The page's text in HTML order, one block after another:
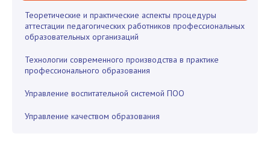
Теоретические и практические аспекты процедуры
аттестации педагогических работников профессиональных
образовательных организаций
Технологии современного производства в практике
профессионального образования
Управление воспитательной системой ПОО
Управление качеством образования